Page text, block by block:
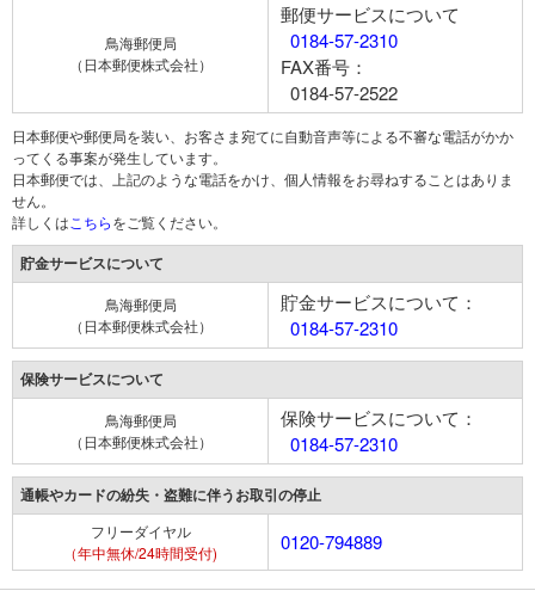
鳥海郵便局
（日本郵便株式会社）
郵便サービスについて
0184-57-2310
FAX番号：
0184-57-2522
日本郵便や郵便局を装い、お客さま宛てに自動音声等による不審な電話がかか
ってくる事案が発生しています。
日本郵便では、上記のような電話をかけ、個人情報をお尋ねすることはありま
せん。
詳しくは こちらをご覧ください。
貯金サービスについて
鳥海郵便局
（日本郵便株式会社）
貯金サービスについて：
0184-57-2310
保険サービスについて
鳥海郵便局
（日本郵便株式会社）
保険サービスについて：
0184-57-2310
通帳やカードの紛失・盗難に伴うお取引の停止
フリーダイヤル
（年中無休/24時間受付)
0120-794889